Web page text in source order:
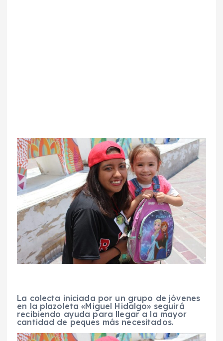
La colecta iniciada por un grupo de jóvenes
en la plazoleta «Miguel Hidalgo» seguirá
recibiendo ayuda para llegar a la mayor
cantidad de peques más necesitados.